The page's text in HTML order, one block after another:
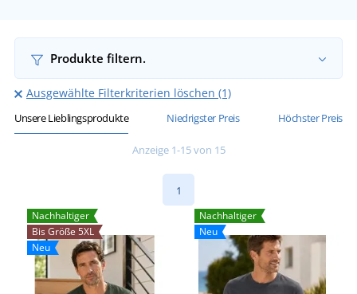
Produkte filtern.
Ausgewählte Filterkriterien löschen (1)
Unsere Lieblingsprodukte Niedrigster Preis Höchster Preis
Anzeige 1-15 von 15
1
Nachhaltiger
Bis Größe 5XL
Neu
Nachhaltiger
Neu